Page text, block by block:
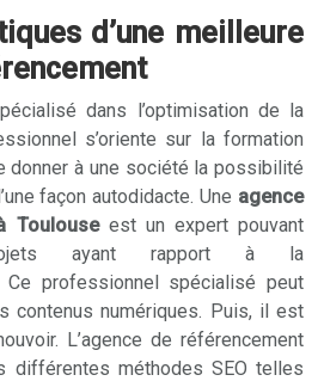
d’une meilleure
dans l’optimisation de la
s’oriente sur la formation
donner à une société la possibilité
façon autodidacte. Une agence
Toulouseest un expert pouvant
ayant rapport à la
Ce professionnel spécialisé peut
contenus numériques. Puis, il est
L’agence de référencement
différentes méthodes SEO telles